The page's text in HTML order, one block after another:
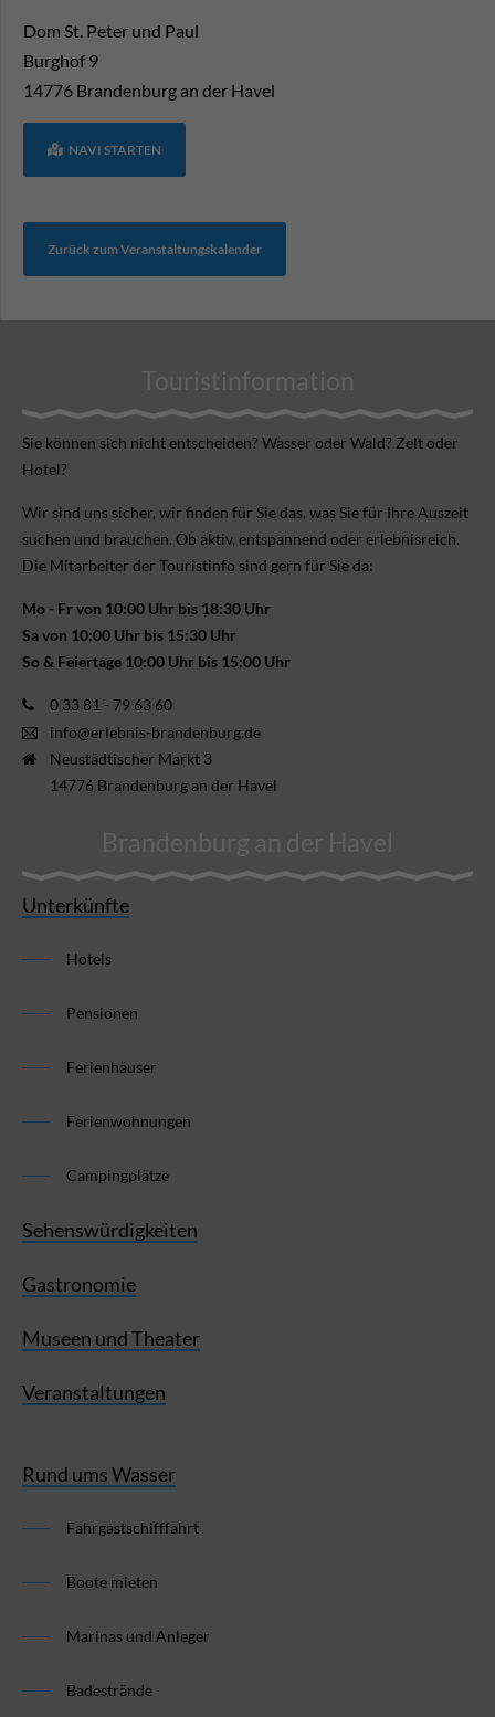
Dom St. Peter und Paul
Burghof 9
14776 Brandenburg an der Havel
NAVI STARTEN
Zurück zum Veranstaltungskalender
Touristinformation
Sie können sich nicht ent­scheiden? Wasser oder Wald? Zelt oder
Hotel?
Wir sind uns sicher, wir finden für Sie das, was Sie für Ihre Aus­zeit
suchen und brauchen. Ob aktiv, ent­spannend oder erlebnis­reich.
Die Mitarbeiter der Touristinfo sind gern für Sie da:
Mo - Fr von 10:00 Uhr bis 18:30 Uhr
Sa von 10:00 Uhr bis 15:30 Uhr
So & Feiertage 10:00 Uhr bis 15:00 Uhr
0 33 81 - 79 63 60
info@erlebnis-brandenburg.de
Neustädtischer Markt 3
14776 Brandenburg an der Havel
Brandenburg an der Havel
Unterkünfte
Hotels
Pensionen
Ferienhäuser
Ferienwohnungen
Campingplätze
Sehenswürdigkeiten
Gastronomie
Museen und Theater
Veranstaltungen
Rund ums Wasser
Fahrgastschifffahrt
Boote mieten
Marinas und Anleger
Badestrände